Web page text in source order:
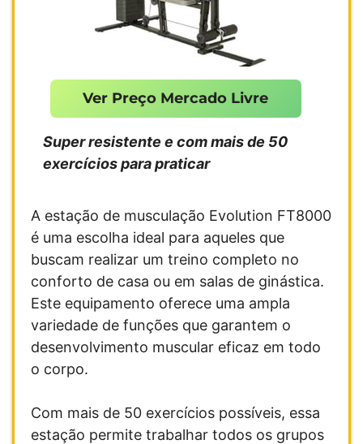
Ver Preço Mercado Livre
Super resistente e com mais de 50
exercícios para praticar
A estação de musculação Evolution FT8000
é uma escolha ideal para aqueles que
buscam realizar um treino completo no
conforto de casa ou em salas de ginástica.
Este equipamento oferece uma ampla
variedade de funções que garantem o
desenvolvimento muscular eficaz em todo
o corpo.
Com mais de 50 exercícios possíveis, essa
estação permite trabalhar todos os grupos